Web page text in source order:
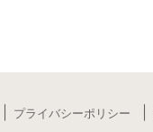
プライバシーポリシー